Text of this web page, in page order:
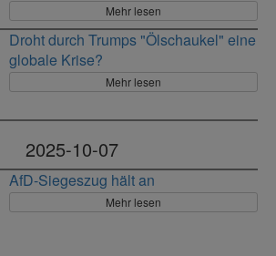
Mehr lesen
Droht durch Trumps "Ölschaukel" eine
globale Krise?
Mehr lesen
2025-10-07
AfD-Siegeszug hält an
Mehr lesen